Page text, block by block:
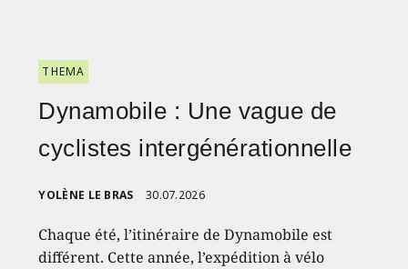
THEMA
Dynamobile : Une vague de
cyclistes intergénérationnelle
YOLÈNE LE BRAS 30.07.2026
Chaque été, l’itinéraire de Dynamobile est
différent. Cette année, l’expédition à vélo